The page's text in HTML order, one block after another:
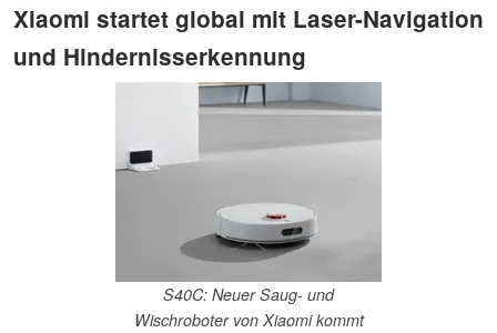
Xiaomi startet global mit Laser-Navigation
und Hindernisserkennung
S40C: Neuer Saug- und
Wischroboter von Xiaomi kommt